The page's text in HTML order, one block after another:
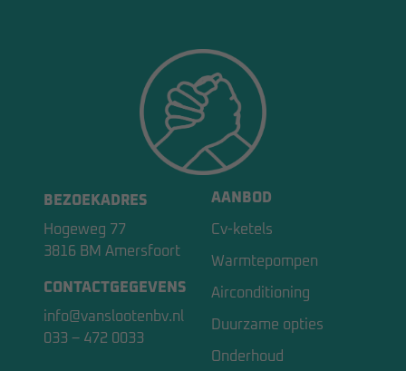
BEZOEKADRES
Hogeweg 77
3816 BM Amersfoort
CONTACTGEGEVENS
info@vanslootenbv.nl
033 – 472 0033
AANBOD
Cv-ketels
Warmtepompen
Airconditioning
Duurzame opties
Onderhoud